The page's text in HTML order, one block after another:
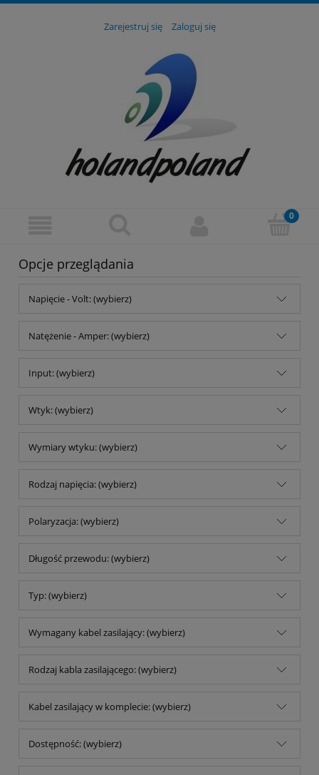
Zarejestruj się Zaloguj się
Opcje przeglądania
Napięcie - Volt: (wybierz)
Natężenie - Amper: (wybierz)
Input: (wybierz)
Wtyk: (wybierz)
Wymiary wtyku: (wybierz)
Rodzaj napięcia: (wybierz)
Polaryzacja: (wybierz)
Długość przewodu: (wybierz)
Typ: (wybierz)
Wymagany kabel zasilający: (wybierz)
Rodzaj kabla zasilającego: (wybierz)
Kabel zasilający w komplecie: (wybierz)
Dostępność: (wybierz)